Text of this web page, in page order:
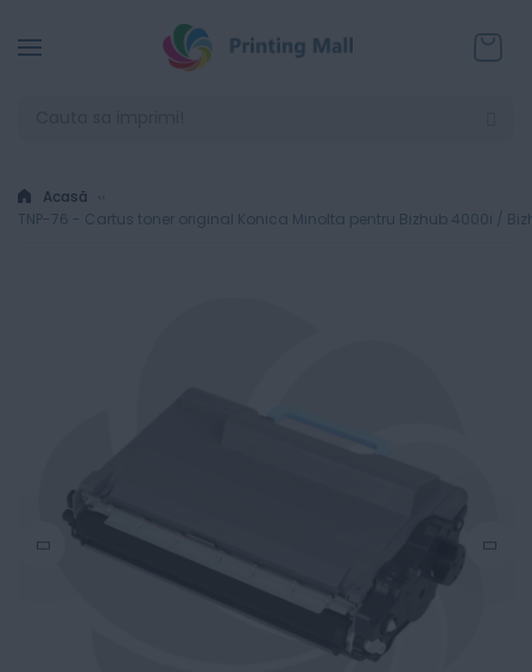
Acasă
TNP-76 - Cartus toner original Konica Minolta pentru Bizhub 4000i /